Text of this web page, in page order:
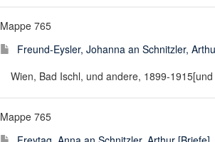
Mappe 765
Freund-Eysler, Johanna an Schnitzler,
Wien, Bad Ischl, und andere, 1899-
Mappe 765